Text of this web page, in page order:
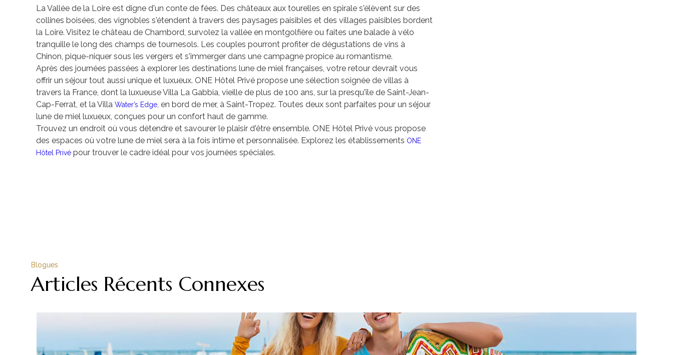
La Vallée de la Loire est digne d'un conte de fées. Des châteaux aux tourelles en spirale s'élèvent sur des
collines boisées, des vignobles s'étendent à travers des paysages paisibles et des villages paisibles bordent
la Loire. Visitez le château de Chambord, survolez la vallée en montgolfière ou faites une balade à vélo
tranquille le long des champs de tournesols. Les couples pourront profiter de dégustations de vins à
Chinon, pique-niquer sous les vergers et s'immerger dans une campagne propice au romantisme.
Après des journées passées à explorer les destinations lune de miel françaises, votre retour devrait vous
offrir un séjour tout aussi unique et luxueux. ONE Hôtel Privé propose une sélection soignée de villas à
travers la France, dont la luxueuse Villa La Gabbia, vieille de plus de 100 ans, sur la presqu'île de Saint-Jean-
Cap-Ferrat, et la Villa Water’s Edge, en bord de mer, à Saint-Tropez. Toutes deux sont parfaites pour un séjour
lune de miel luxueux, conçues pour un confort haut de gamme.
Trouvez un endroit où vous détendre et savourer le plaisir d'être ensemble. ONE Hôtel Privé vous propose
des espaces où votre lune de miel sera à la fois intime et personnalisée. Explorez les établissements ONE
Hôtel Privé pour trouver le cadre idéal pour vos journées spéciales.
Blogues
Articles Récents Connexes